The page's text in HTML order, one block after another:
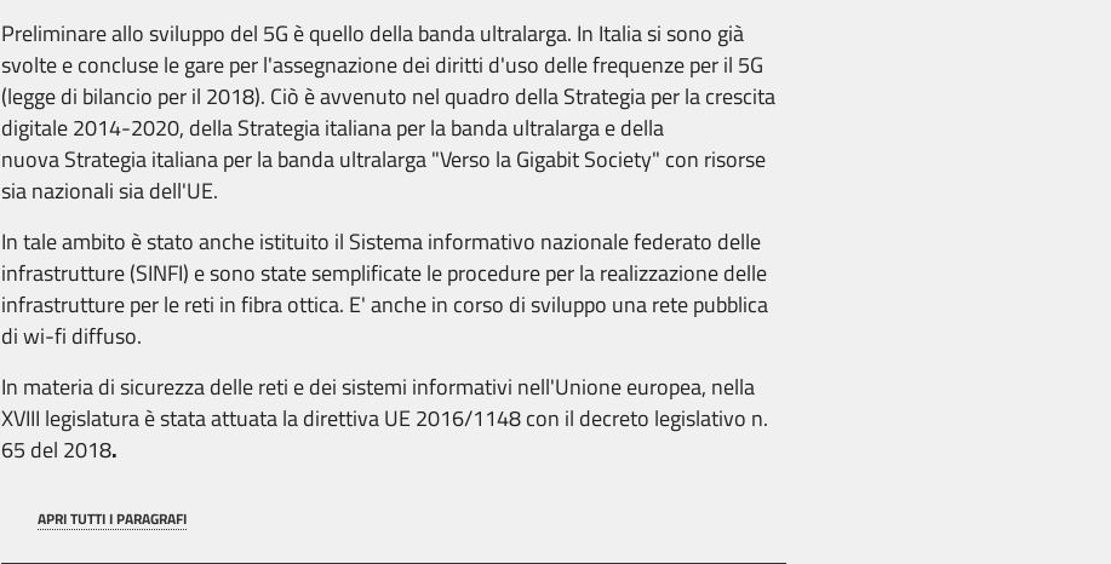
Preliminare allo sviluppo del 5G è quello della banda ultralarga. In Italia si sono già
svolte e concluse le gare per l'assegnazione dei diritti d'uso delle frequenze per il 5G
(legge di bilancio per il 2018). Ciò è avvenuto nel quadro della Strategia per la crescita
digitale 2014-2020, della Strategia italiana per la banda ultralarga e della
nuova Strategia italiana per la banda ultralarga "Verso la Gigabit Society" con risorse
sia nazionali sia dell'UE.
In tale ambito è stato anche istituito il Sistema informativo nazionale federato delle
infrastrutture (SINFI) e sono state semplificate le procedure per la realizzazione delle
infrastrutture per le reti in fibra ottica. E' anche in corso di sviluppo una rete pubblica
di wi-fi diffuso.
In materia di sicurezza delle reti e dei sistemi informativi nell'Unione europea, nella
XVIII legislatura è stata attuata la direttiva UE 2016/1148 con il decreto legislativo n.
65 del 2018.
APRI TUTTI I PARAGRAFI